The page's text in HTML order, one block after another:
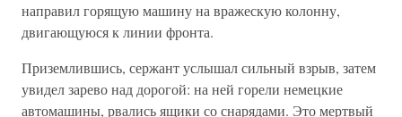
направил горящую машину на вражескую колонну,
двигающуюся к линии фронта.
Приземлившись, сержант услышал сильный взрыв, затем
увидел зарево над дорогой: на ней горели немецкие
автомашины, рвались ящики со снарядами. Это мертвый